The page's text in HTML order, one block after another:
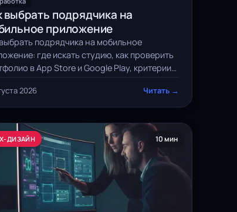
выбрать подрядчика на
приложение
подрядчика на мобильное
где искать студию, как проверить
в App Store и Google Play, критерии
red flags и модели работы.
2026 Читать →
ДИЗАЙН 10 мин